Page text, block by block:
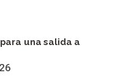
una salida a